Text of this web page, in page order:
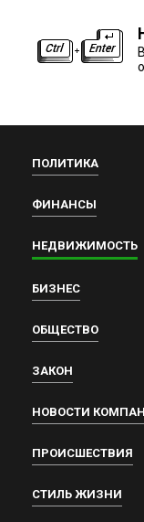
ПОЛИТИКА
ФИНАНСЫ
НЕДВИЖИМОСТЬ
БИЗНЕС
ОБЩЕСТВО
ЗАКОН
НОВОСТИ
ПРОИСШЕСТВИЯ
СТИЛЬ ЖИЗНИ